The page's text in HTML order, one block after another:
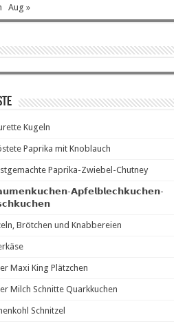
Aug »
Kugeln
Paprika mit Knoblauch
Paprika-Zwiebel-Chutney
𝗔𝗽𝗳𝗲𝗹𝗯𝗹𝗲𝗰𝗵𝗸𝘂𝗰𝗵𝗲𝗻-
Brötchen und Knabbereien
Maxi King Plätzchen
Milch Schnitte Quarkkuchen
Schnitzel